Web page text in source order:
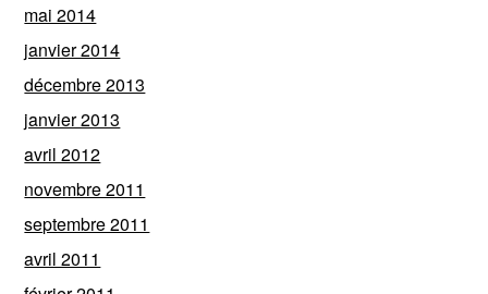
mai 2014
janvier 2014
décembre 2013
janvier 2013
avril 2012
novembre 2011
septembre 2011
avril 2011